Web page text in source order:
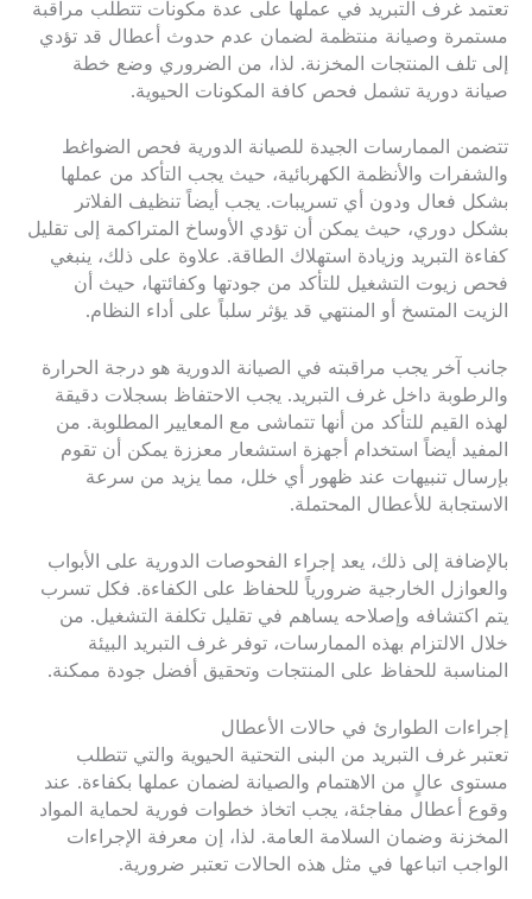
تعتمد غرف التبريد في عملها على عدة مكونات تتطلب مراقبة
مستمرة وصيانة منتظمة لضمان عدم حدوث أعطال قد تؤدي
إلى تلف المنتجات المخزنة. لذا، من الضروري وضع خطة
صيانة دورية تشمل فحص كافة المكونات الحيوية.
تتضمن الممارسات الجيدة للصيانة الدورية فحص الضواغط
والشفرات والأنظمة الكهربائية، حيث يجب التأكد من عملها
بشكل فعال ودون أي تسريبات. يجب أيضاً تنظيف الفلاتر
بشكل دوري، حيث يمكن أن تؤدي الأوساخ المتراكمة إلى تقليل
كفاءة التبريد وزيادة استهلاك الطاقة. علاوة على ذلك، ينبغي
فحص زيوت التشغيل للتأكد من جودتها وكفائتها، حيث أن
الزيت المتسخ أو المنتهي قد يؤثر سلباً على أداء النظام.
جانب آخر يجب مراقبته في الصيانة الدورية هو درجة الحرارة
والرطوبة داخل غرف التبريد. يجب الاحتفاظ بسجلات دقيقة
لهذه القيم للتأكد من أنها تتماشى مع المعايير المطلوبة. من
المفيد أيضاً استخدام أجهزة استشعار معززة يمكن أن تقوم
بإرسال تنبيهات عند ظهور أي خلل، مما يزيد من سرعة
الاستجابة للأعطال المحتملة.
بالإضافة إلى ذلك، يعد إجراء الفحوصات الدورية على الأبواب
والعوازل الخارجية ضرورياً للحفاظ على الكفاءة. فكل تسرب
يتم اكتشافه وإصلاحه يساهم في تقليل تكلفة التشغيل. من
خلال الالتزام بهذه الممارسات، توفر غرف التبريد البيئة
المناسبة للحفاظ على المنتجات وتحقيق أفضل جودة ممكنة.
إجراءات الطوارئ في حالات الأعطال
تعتبر غرف التبريد من البنى التحتية الحيوية والتي تتطلب
مستوى عالٍ من الاهتمام والصيانة لضمان عملها بكفاءة. عند
وقوع أعطال مفاجئة، يجب اتخاذ خطوات فورية لحماية المواد
المخزنة وضمان السلامة العامة. لذا، إن معرفة الإجراءات
الواجب اتباعها في مثل هذه الحالات تعتبر ضرورية.